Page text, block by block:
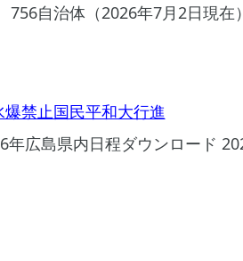
756自治体（2026年7月2日現
禁止国民平和大行進
年広島県内日程ダウンロード